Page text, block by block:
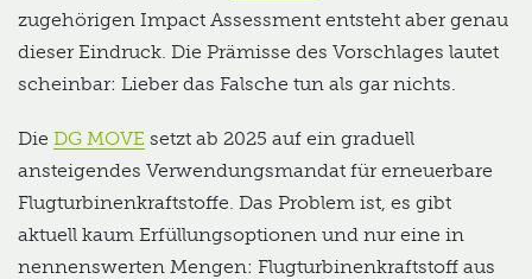
zugehörigen Impact Assessment entsteht aber genau
dieser Eindruck. Die Prämisse des Vorschlages lautet
scheinbar: Lieber das Falsche tun als gar nichts.
Die DG MOVE setzt ab 2025 auf ein graduell
ansteigendes Verwendungsmandat für erneuerbare
Flugturbinenkraftstoffe. Das Problem ist, es gibt
aktuell kaum Erfüllungsoptionen und nur eine in
nennenswerten Mengen: Flugturbinenkraftstoff aus